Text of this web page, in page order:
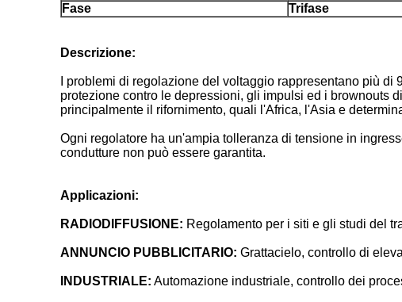
Fase
Trifase
Descrizione:
I problemi di regolazione del voltaggio rappresentano più
protezione contro le depressioni, gli impulsi ed i brownouts
principalmente il rifornimento, quali l'Africa, l'Asia e
Ogni regolatore ha un'ampia tolleranza di tensione in
condutture non può essere garantita.
Applicazioni:
RADIODIFFUSIONE: Regolamento per i siti e gli studi del
ANNUNCIO PUBBLICITARIO: Grattacielo, controllo di
INDUSTRIALE: Automazione industriale, controllo dei